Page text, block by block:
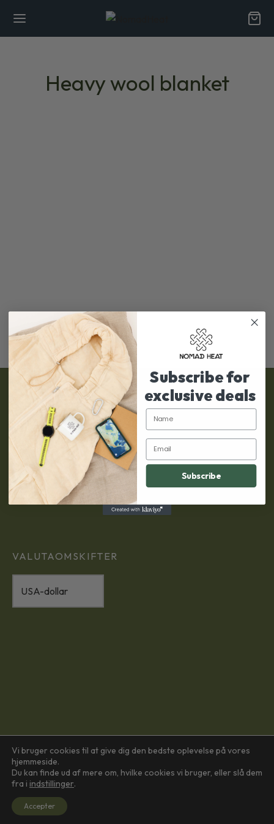
Heavy wool blanket
Plejeinstruktioner
Spor din ordre
Politikker
Vores historie
Kontakt
VALUTAOMSKIFTER
Vi bruger cookies til at give dig den bedste oplevelse på vores
hjemmeside.
Du kan finde ud af mere om, hvilke cookies vi bruger, eller slå dem
fra i indstillinger.
Accepter
Subscribe for
exclusive deals
Name
Email
Subscribe